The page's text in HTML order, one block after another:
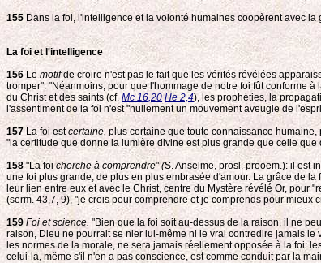
155 Dans la foi, l'intelligence et la volonté humaines coopèrent avec
La foi et l'intelligence
156 Le motifde croire n'est pas le fait que les vérités révélées
tromper". "Néanmoins, pour que l'hommage de notre foi fût conforme
du Christ et des saints (cf. Mc 16,20 He 2,4), les prophéties, la
l'assentiment de la foi n'est "nullement un mouvement aveugle de
157La foi estcertaine, plus certaine que toute connaissance
"la certitude que donne la lumière divine est plus grande que celle
158"La foicherche à comprendre"(S. Anselme, prosl. prooem.): il est
une foi plus grande, de plus en plus embrasée d'amour. La grâce de la
leur lien entre eux et avec le Christ, centre du Mystère révélé Or, pour
(serm. 43,7, 9), "je crois pour comprendre et je comprends pour mieux
159 Foi et science. "Bien que la foi soit au-dessus de la raison, il ne
raison, Dieu ne pourrait se nier lui-même ni le vrai contredire jamais le
les normes de la morale, ne sera jamais réellement opposée à la foi:
celui-là, même s'il n'en a pas conscience, est comme conduit par la